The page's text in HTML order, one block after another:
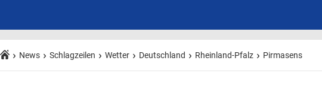
News Schlagzeilen Wetter Deutschland Rheinland-Pfalz Pirmasens